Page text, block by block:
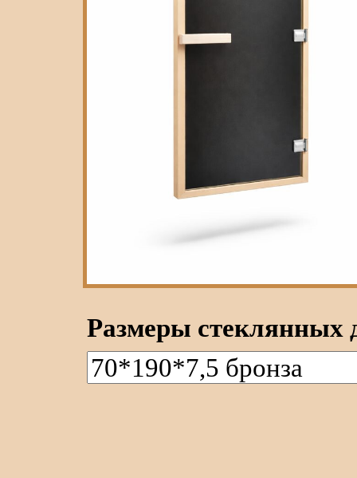
Размеры стеклянных